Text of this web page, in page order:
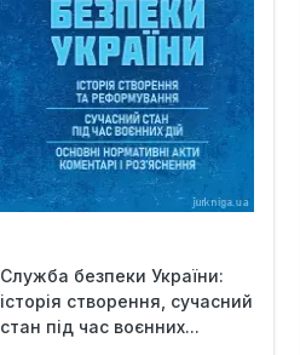
Служба безпеки України:
історія створення, сучасний
стан під час воєнних...